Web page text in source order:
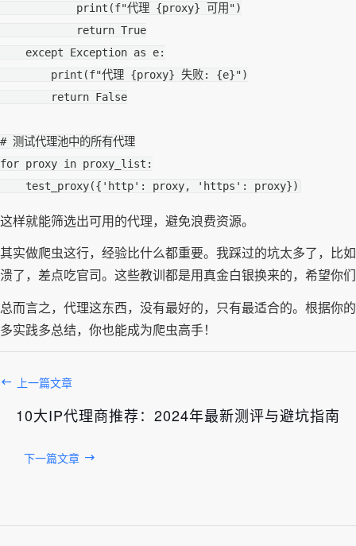
print (f"代理 {proxy} 可用")
return True
except
Exception as e:
print (f"代理 {proxy} 失败: {e}")
return False
# 测试代理池中的所有代理
for proxy in proxy_list :
test_proxy({ 'http' : proxy, 'https' : proxy})
这样就能筛选出可用的代理，避免浪费资源。
其实做爬虫这行，经验比什么都重要。我踩过的坑太多了，比
溃了，差点吃官司。这些教训都是用真金白银换来的，希望你
总而言之，代理这东西，没有最好的，只有最适合的。根据你
多实践多总结，你也能成为爬虫高手！
上一篇文章
10大IP代理商推荐：2024年最新测评与避坑指南
下一篇文章